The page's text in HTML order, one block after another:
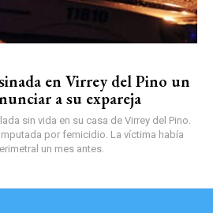
en Virrey del Pino un
a su expareja
sin vida en su casa de Virrey del Pino.
por femicidio. La víctima había
un mes antes.